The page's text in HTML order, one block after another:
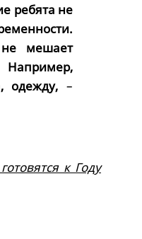
ребята не
мешает
одежду, –
к Году